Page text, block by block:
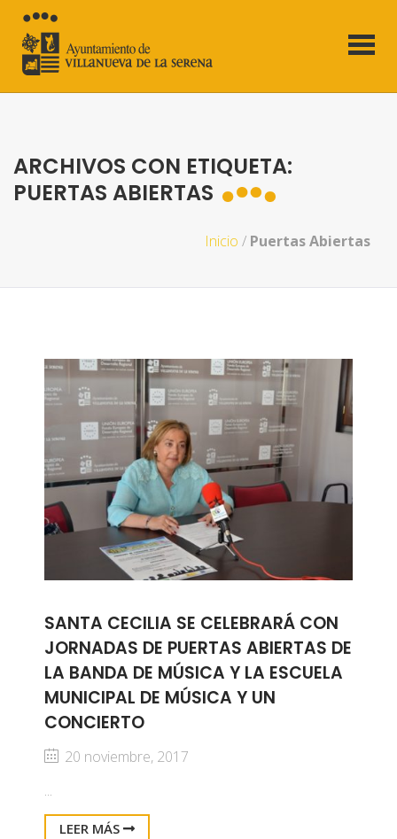
ARCHIVOS CON ETIQUETA:
PUERTAS ABIERTAS
Inicio / Puertas Abiertas
SANTA CECILIA SE CELEBRARÁ CON
JORNADAS DE PUERTAS ABIERTAS DE
LA BANDA DE MÚSICA Y LA ESCUELA
MUNICIPAL DE MÚSICA Y UN
CONCIERTO
20 noviembre, 2017
...
LEER MÁS